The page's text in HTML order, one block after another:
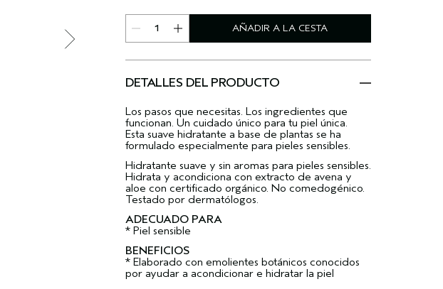
AÑADIR A LA CESTA
DETALLES DEL PRODUCTO
Los pasos que necesitas. Los ingredientes que
funcionan. Un cuidado único para tu piel única.
Esta suave hidratante a base de plantas se ha
formulado especialmente para pieles sensibles.
Hidratante suave y sin aromas para pieles sensibles.
Hidrata y acondiciona con extracto de avena y
aloe con certificado orgánico. No comedogénico.
Testado por dermatólogos.
ADECUADO PARA
* Piel sensible
BENEFICIOS
* Elaborado con emolientes botánicos conocidos
por ayudar a acondicionar e hidratar la piel